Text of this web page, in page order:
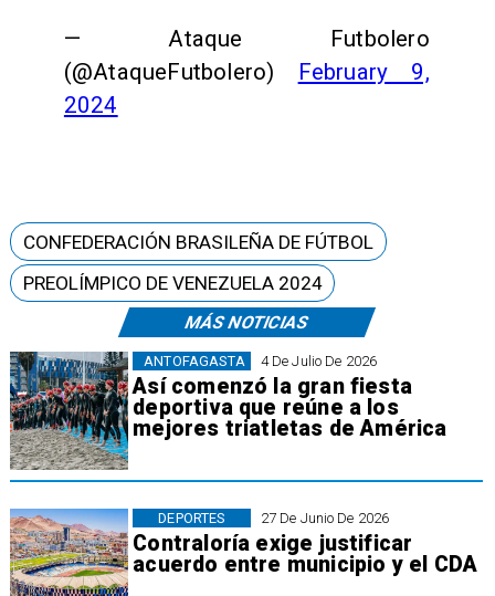
— Ataque Futbolero
(@AtaqueFutbolero) February 9,
2024
MÁS NOTICIAS
4 De Julio De 2026
Así comenzó la gran fiesta
deportiva que reúne a los
mejores triatletas de América
ANTOFAGASTA
27 De Junio De 2026
Contraloría exige justificar
acuerdo entre municipio y el CDA
DEPORTES
CONFEDERACIÓN BRASILEÑA DE FÚTBOL
PREOLÍMPICO DE VENEZUELA 2024